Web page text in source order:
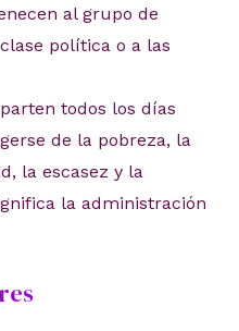
al grupo de
política o a las
todos los días
de la pobreza, la
la escasez y la
la administración